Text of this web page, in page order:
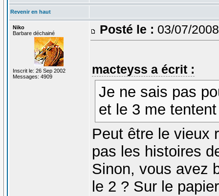
Revenir en haut
Niko
Barbare déchainé
Inscrit le: 26 Sep 2002
Messages: 4909
Posté le : 03/07/
macteyss a écrit :
Je ne sais pas
et le 3 me
Peut être le vieux
pas les histoires
Sinon, vous avez
le 2 ? Sur le